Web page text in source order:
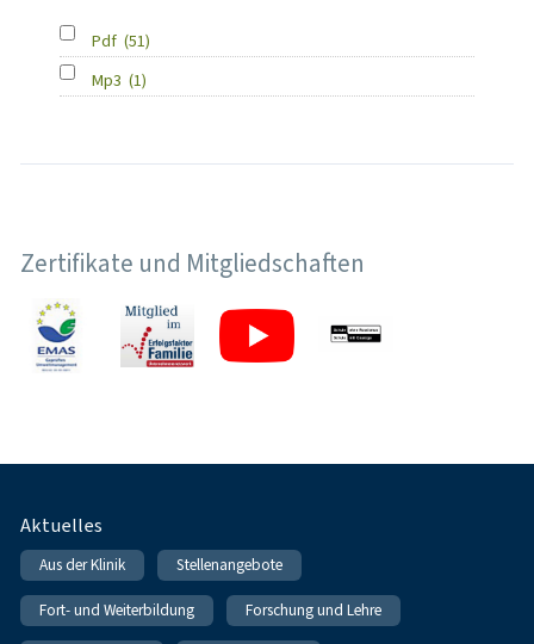
Pdf (51)
Mp3 (1)
Zertifikate und Mitgliedschaften
Fußnavigation
Aktuelles
Aus der Klinik Stellenangebote
Fort- und Weiterbildung Forschung und Lehre